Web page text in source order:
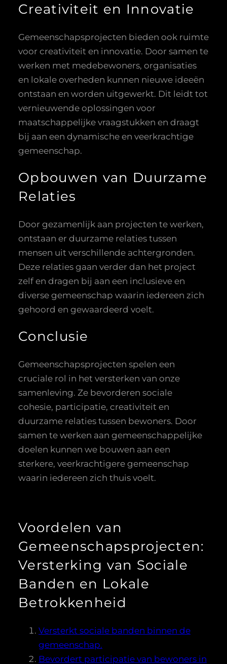
Creativiteit en Innovatie
Gemeenschapsprojecten bieden ook ruimte
voor creativiteit en innovatie. Door samen te
werken met medebewoners, organisaties
en lokale overheden kunnen nieuwe ideeën
ontstaan en worden uitgewerkt. Dit leidt tot
vernieuwende oplossingen voor
maatschappelijke vraagstukken en draagt
bij aan een dynamische en veerkrachtige
gemeenschap.
Opbouwen van Duurzame
Relaties
Door gezamenlijk aan projecten te werken,
ontstaan er duurzame relaties tussen
mensen uit verschillende achtergronden.
Deze relaties gaan verder dan het project
zelf en dragen bij aan een inclusieve en
diverse gemeenschap waarin iedereen zich
gehoord en gewaardeerd voelt.
Conclusie
Gemeenschapsprojecten spelen een
cruciale rol in het versterken van onze
samenleving. Ze bevorderen sociale
cohesie, participatie, creativiteit en
duurzame relaties tussen bewoners. Door
samen te werken aan gemeenschappelijke
doelen kunnen we bouwen aan een
sterkere, veerkrachtigere gemeenschap
waarin iedereen zich thuis voelt.
Voordelen van
Gemeenschapsprojecten:
Versterking van Sociale
Banden en Lokale
Betrokkenheid
Versterkt sociale banden binnen de
gemeenschap.
Bevordert participatie van bewoners in